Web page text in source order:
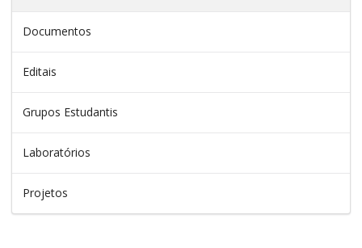
Documentos
Editais
Grupos Estudantis
Laboratórios
Projetos